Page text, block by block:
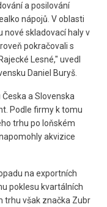
a posilování
nápojů. V oblasti
nové skladovací haly v
pokračovali s
Lesné," uvedl
Daniel Buryš.
a Slovenska
Podle firmy k tomu
trhu po loňském
akvizice
na exportních
poklesu kvartálních
trhu však značka Zubr